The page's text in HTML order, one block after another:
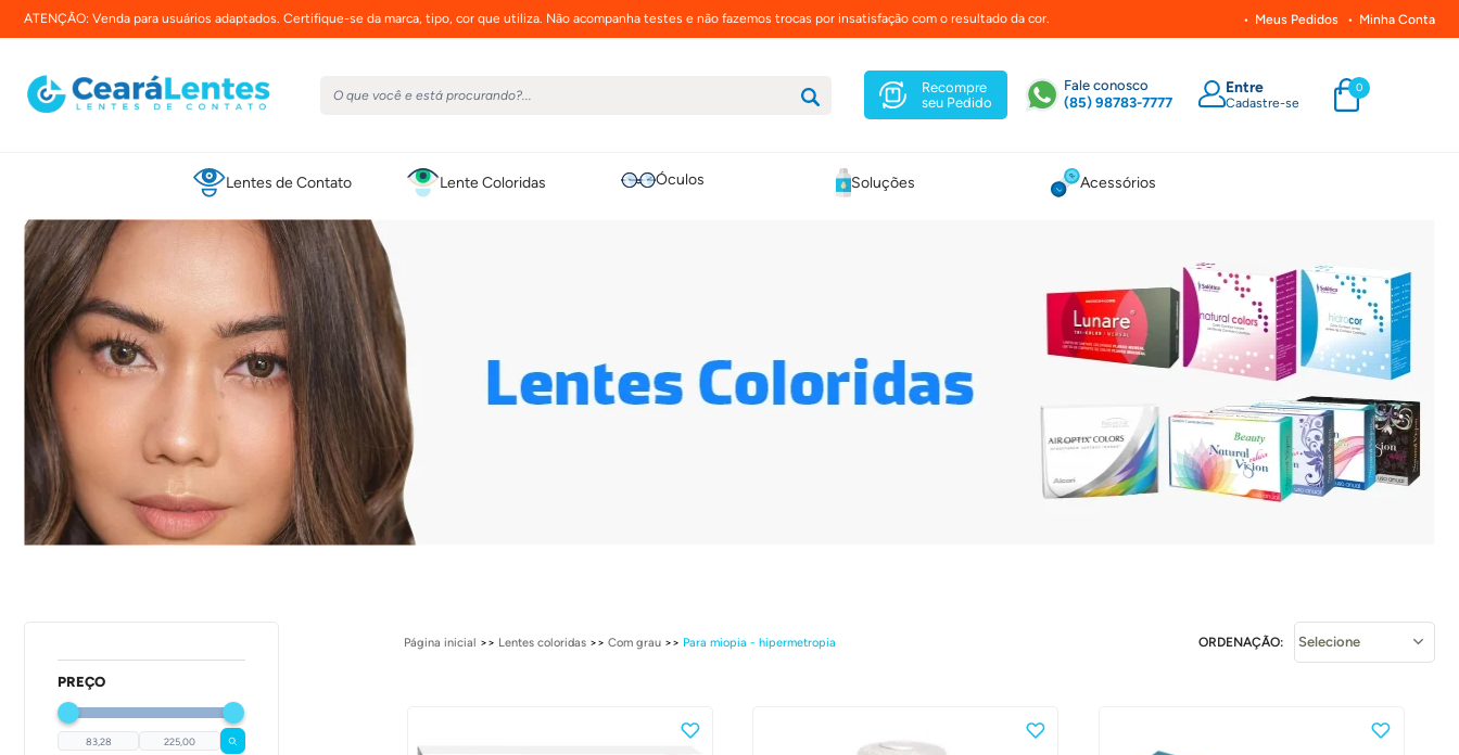
ATENÇÃO: Venda para usuários adaptados. Certifique-se da marca, tipo, cor que utiliza. Não acompanha testes e não fazemos trocas por insatisfação com o resultado da cor. Meus Pedidos Minha Conta
Recompre
seu Pedido
Fale conosco
(85) 98783-7777
Entre
Cadastre-se
0
Lentes de Contato Lente Coloridas Óculos Soluções Acessórios
PREÇO
Página inicial >> Lentes coloridas >> Com grau >> Para miopia - hipermetropia ORDENAÇÃO: